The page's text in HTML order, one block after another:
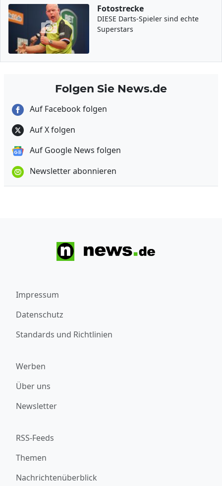
Fotostrecke
DIESE Darts-Spieler sind echte
Superstars
Folgen Sie News.de
Auf Facebook folgen
Auf X folgen
Auf Google News folgen
Newsletter abonnieren
Impressum
Datenschutz
Standards und Richtlinien
Werben
Über uns
Newsletter
RSS-Feeds
Themen
Nachrichtenüberblick